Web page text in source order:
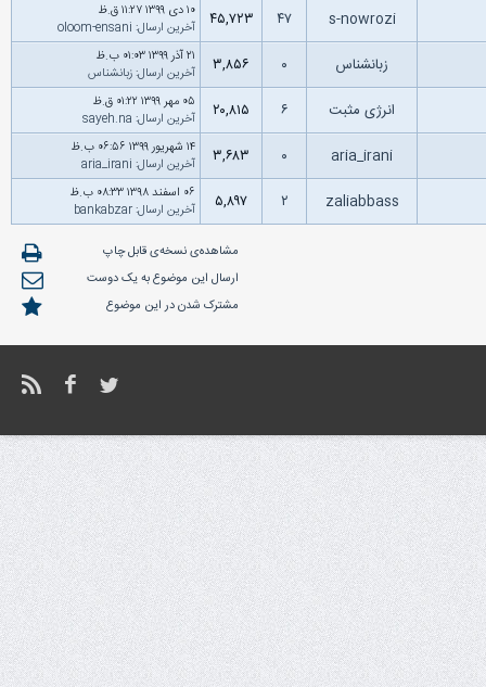
s-nowrozi ۴۷ ۴۵,۷۲۳
۱۰ دى ۱۳۹۹ ۱۱:۲۷ ق.ظ
آخرین ارسال:
oloom-ensani
زبانشناس ۰ ۳,۸۵۶
۲۱ آذر ۱۳۹۹ ۰۱:۰۳ ب.ظ
آخرین ارسال:زبانشناس
انرژی مثبت ۶ ۲۰,۸۱۵
۰۵ مهر ۱۳۹۹ ۰۱:۲۲ ق.ظ
آخرین ارسال:
sayeh.na
aria_irani ۰ ۳,۶۸۳
۱۴ شهریور ۱۳۹۹ ۰۶:۵۶ ب.ظ
آخرین ارسال:
aria_irani
zaliabbass ۲ ۵,۸۹۷
۰۶ اسفند ۱۳۹۸ ۰۸:۳۳ ب.ظ
آخرین ارسال:
bankabzar
مشاهده‌ی نسخه‌ی قابل چاپ
ارسال این موضوع به یک دوست
مشترک شدن در این موضوع